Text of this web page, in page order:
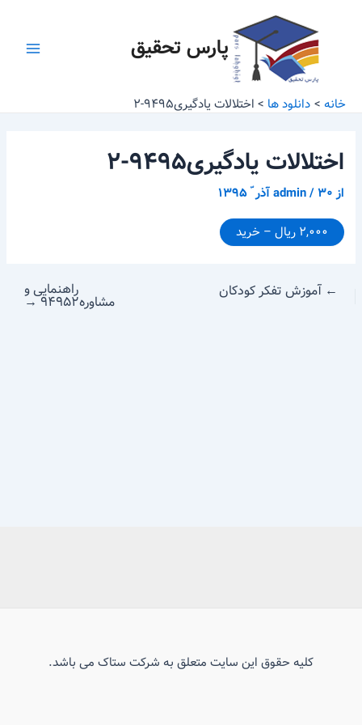
پارس تحقیق
خانه دانلود ها اختلالات یادگیری۹۴۹۵-۲
اختلالات یادگیری۹۴۹۵-۲
از admin/۳۰ آذر ّ ۱۳۹۵
۲,۰۰۰ ریال – خرید
← آموزش تفکر کودکان راهنمایی و
مشاوره۹۴۹۵۲ →
کلیه حقوق این سایت متعلق به شرکت ستاک می باشد.